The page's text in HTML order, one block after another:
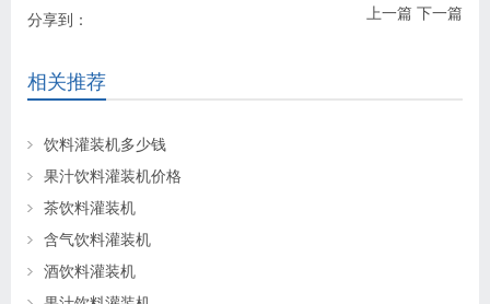
上一篇 下一篇
分享到：
相关推荐
饮料灌装机多少钱
果汁饮料灌装机价格
茶饮料灌装机
含气饮料灌装机
酒饮料灌装机